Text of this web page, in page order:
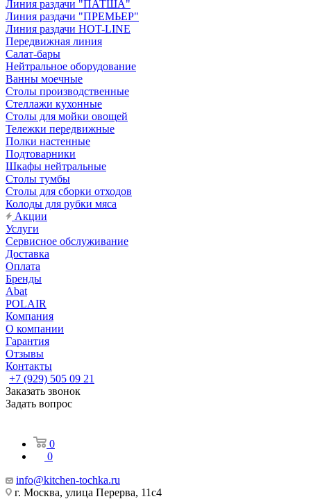
Линия раздачи "ПАТША"
Линия раздачи "ПРЕМЬЕР"
Линия раздачи HOT-LINE
Передвижная линия
Салат-бары
Нейтральное оборудование
Ванны моечные
Столы производственные
Стеллажи кухонные
Столы для мойки овощей
Тележки передвижные
Полки настенные
Подтоварники
Шкафы нейтральные
Столы тумбы
Столы для сборки отходов
Колоды для рубки мяса
Акции
Услуги
Сервисное обслуживание
Доставка
Оплата
Бренды
Abat
POLAIR
Компания
О компании
Гарантия
Отзывы
Контакты
+7 (929) 505 09 21
Заказать звонок
Задать вопрос
0
0
info@kitchen-tochka.ru
г. Москва, улица Перерва, 11с4